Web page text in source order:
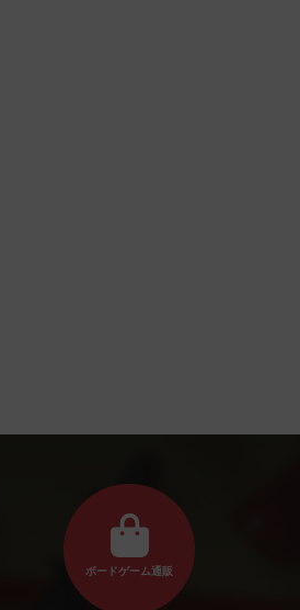
ボードゲーム通販